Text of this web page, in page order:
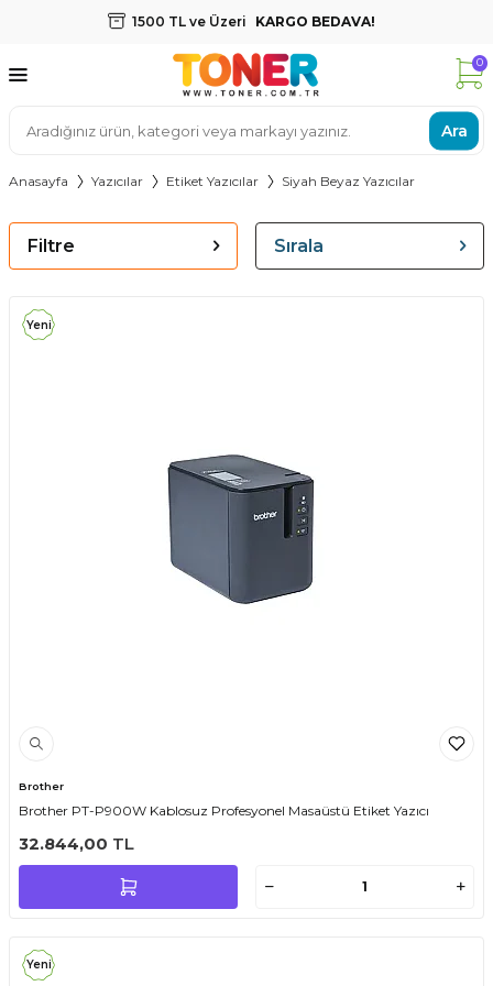
1500 TL ve Üzeri KARGO BEDAVA!
Ara
0
Anasayfa Yazıcılar Etiket Yazıcılar Siyah Beyaz Yazıcılar
Filtre Sırala
Yeni
Brother
Brother PT-P900W Kablosuz Profesyonel Masaüstü Etiket Yazıcı
32.844,00 TL
Yeni